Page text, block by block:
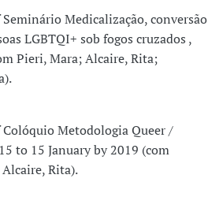
Medicalização, conversão
LGBTQI+ sob fogos cruzados ,
Pieri, Mara; Alcaire, Rita;
Metodologia Queer /
to 15 January by 2019 (com
Rita).